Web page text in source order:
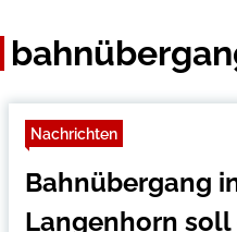
Nachrichten
Bahnübergang
Langenhorn soll